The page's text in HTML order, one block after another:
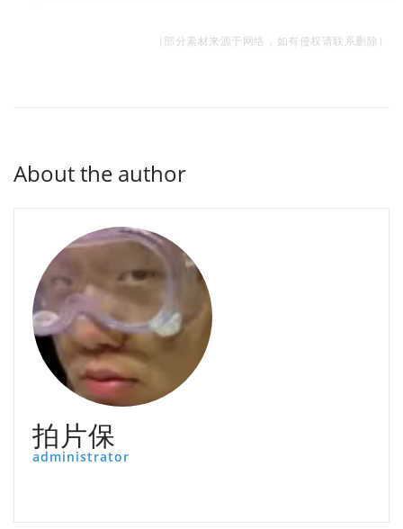
（ 部分素材来源于网络，如有侵权请联系删除）
About the author
拍片保
administrator